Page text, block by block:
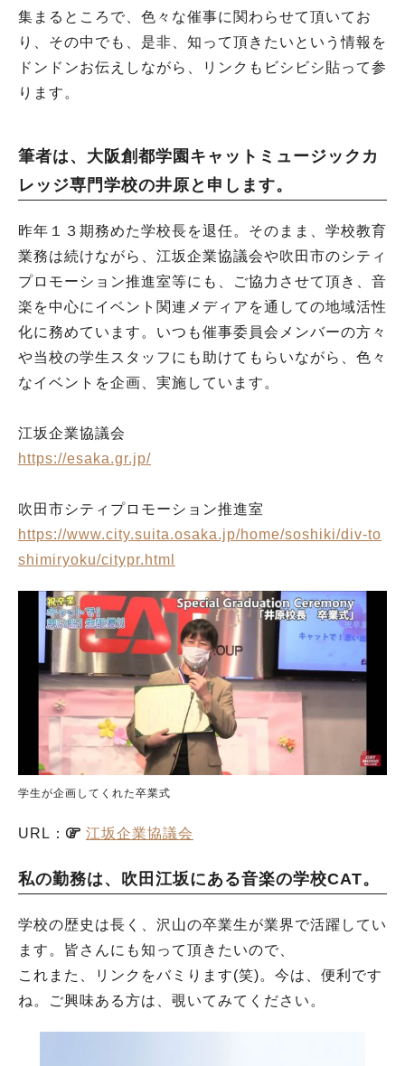
集まるところで、色々な催事に関わらせて頂いてお
り、その中でも、是非、知って頂きたいという情報を
ドンドンお伝えしながら、リンクもビシビシ貼って参
ります。
筆者は、大阪創都学園キャットミュージックカ
レッジ専門学校の井原と申します。
昨年１３期務めた学校長を退任。そのまま、学校教育
業務は続けながら、江坂企業協議会や吹田市のシティ
プロモーション推進室等にも、ご協力させて頂き、音
楽を中心にイベント関連メディアを通しての地域活性
化に務めています。いつも催事委員会メンバーの方々
や当校の学生スタッフにも助けてもらいながら、色々
なイベントを企画、実施しています。
江坂企業協議会
https://esaka.gr.jp/
吹田市シティプロモーション推進室
https://www.city.suita.osaka.jp/home/soshiki/div-to
shimiryoku/citypr.html
学生が企画してくれた卒業式
URL： 江坂企業協議会
私の勤務は、吹田江坂にある音楽の学校CAT。
学校の歴史は長く、沢山の卒業生が業界で活躍してい
ます。皆さんにも知って頂きたいので、
これまた、リンクをバミります(笑)。今は、便利です
ね。ご興味ある方は、覗いてみてください。